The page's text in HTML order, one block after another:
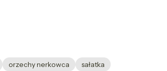
orzechy nerkowca
sałatka